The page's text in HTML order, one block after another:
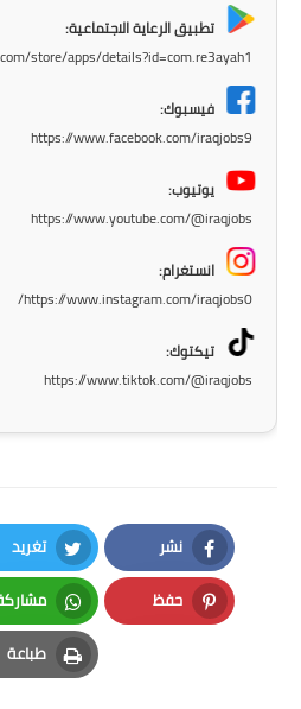
تطبيق الرعاية الاجتماعية:
store/apps/details?id=com.re3ayah1
فيسبوك:
https://www.facebook.com/iraqjobs9
يوتيوب:
https://www.youtube.com/@iraqjobs
انستغرام:
https://www.instagram.com/iraqjobs0/
تيكتوك:
https://www.tiktok.com/@iraqjobs
نشر
Facebook
تغريد
Twitter
حفظ
Pinterest
طباعة
Print